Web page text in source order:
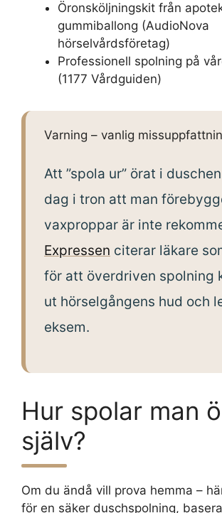
Öronsköljningskit från
gummiballong (AudioNova
hörselvårdsföretag)
Professionell spolning på
(1177 Vårdguiden)
Varning – vanlig
Att ”spola ur” örat i
dag i tron att man
vaxproppar är inte
Expressen citerar läkare
för att överdriven spolning
ut hörselgångens hud och
eksem.
Hur spolar man
själv?
Om du ändå vill prova hemma –
för en säker duschspolning,